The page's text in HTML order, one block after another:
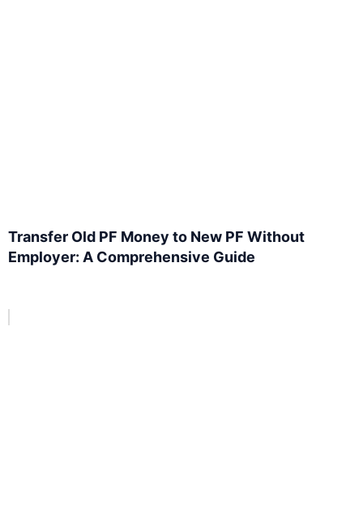
Transfer Old PF Money to New PF Without
Employer: A Comprehensive Guide